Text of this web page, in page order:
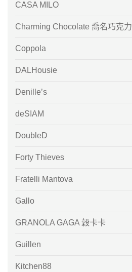
CASA MILO
Charming Chocolate 喬名巧克力
Coppola
DALHousie
Denille’s
deSIAM
DoubleD
Forty Thieves
Fratelli Mantova
Gallo
GRANOLA GAGA 穀卡卡
Guillen
Kitchen88